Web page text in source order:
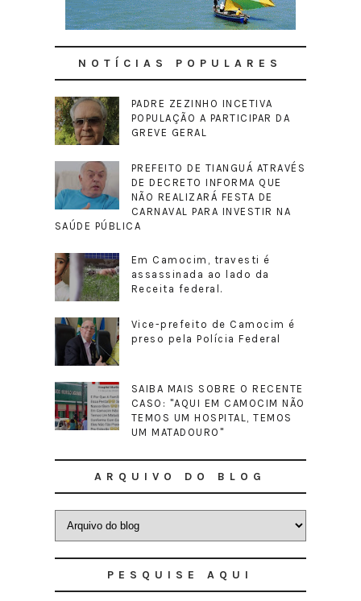
NOTÍCIAS POPULARES
PADRE ZEZINHO INCETIVA
POPULAÇÃO A PARTICIPAR DA
GREVE GERAL
PREFEITO DE TIANGUÁ ATRAVÉS
DE DECRETO INFORMA QUE
NÃO REALIZARÁ FESTA DE
CARNAVAL PARA INVESTIR NA
SAÚDE PÚBLICA
Em Camocim, travesti é
assassinada ao lado da
Receita federal.
Vice-prefeito de Camocim é
preso pela Polícia Federal
SAIBA MAIS SOBRE O RECENTE
CASO: "AQUI EM CAMOCIM NÃO
TEMOS UM HOSPITAL, TEMOS
UM MATADOURO"
ARQUIVO DO BLOG
PESQUISE AQUI